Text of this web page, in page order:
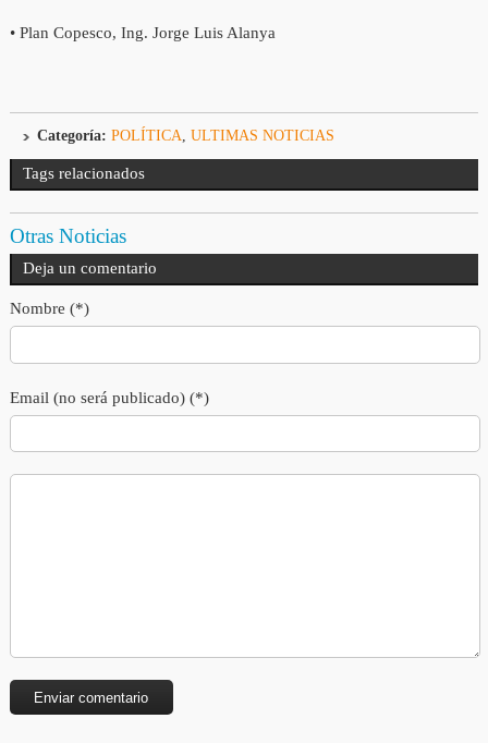
• Plan Copesco, Ing. Jorge Luis Alanya
Categoría: POLÍTICA, ULTIMAS NOTICIAS
Tags relacionados
Otras Noticias
Deja un comentario
Nombre (*)
Email (no será publicado) (*)